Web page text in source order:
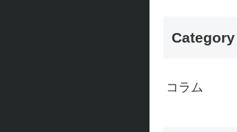
Category
コラム